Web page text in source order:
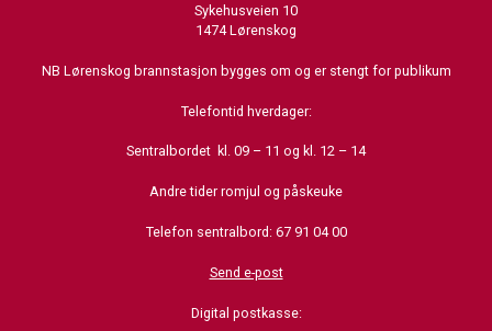
Sykehusveien 10
1474 Lørenskog
NB Lørenskog brannstasjon bygges om og er stengt for publikum
Telefontid hverdager:
Sentralbordet kl. 09 – 11 og kl. 12 – 14
Andre tider romjul og påskeuke
Telefon sentralbord: 67 91 04 00
Send e-post
Digital postkasse: